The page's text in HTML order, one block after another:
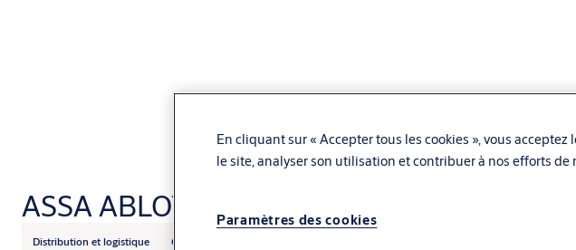
ASSA ABLOY DE6090FL Fan Light
Distribution et logistique Grande distribution
En cliquant sur « Accepter tous les cookies », vous
le site, analyser son utilisation et contribuer à nos efforts de
Paramètres des cookies